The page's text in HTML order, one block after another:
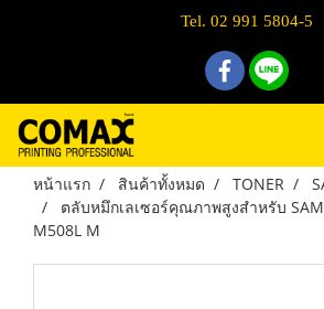
Tel. 02 991 5804-5
หน้าแรก สินค้าทั้งหมด TONER
ตลับหมึกเลเซอร์คุณภาพสูงสำหรับ
M508L M